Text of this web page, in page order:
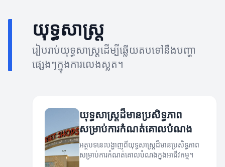
យុទ្ធសាស្ត្រ
រៀបរាប់យុទ្ធសាស្ត្រដើម្បីឆ្លើយតបទៅនឹងបញ្ហា
ផ្សេងៗក្នុងការលេងស្លត។
យុទ្ធសាស្ត្រដ៏មានប្រសិទ្ធភាព
សម្រាប់ការកំណត់គោលបំណង
អត្ថបទនេះបង្ហាញពីយុទ្ធសាស្ត្រដ៏មានប្រសិទ្ធភាព
សម្រាប់ការកំណត់គោលបំណងក្នុងអាជីវកម្ម។